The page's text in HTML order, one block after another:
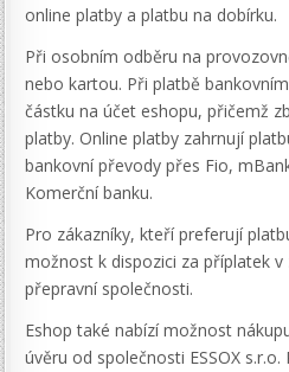
online platby a platbu na dobírku.
Při osobním odběru na
nebo kartou. Při platbě
částku na účet eshopu, přičemž
platby. Online platby zahrnují
bankovní převody přes Fio,
Komerční banku.
Pro zákazníky, kteří preferují
možnost k dispozici za příplatek v
přepravní společnosti.
Eshop také nabízí možnost
úvěru od společnosti ESSOX